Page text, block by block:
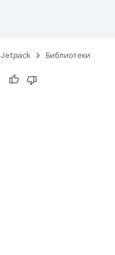
Jetpack Библиотеки